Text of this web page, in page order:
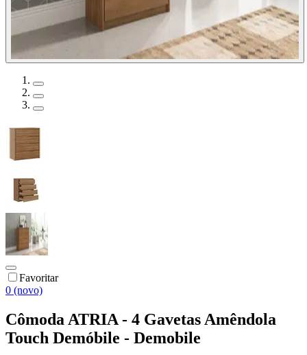
Favoritar
0 (novo)
Cômoda ATRIA - 4 Gavetas Amêndola
Touch Demóbile - Demobile